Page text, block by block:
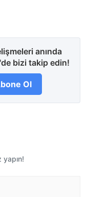
anında
bizi takip edin!
Ol
yapın!